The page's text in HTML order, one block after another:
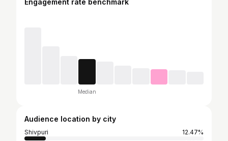
Engagement rate benchmark
Median
Audience location by city
Shivpuri
12.47%